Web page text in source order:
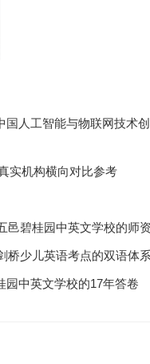
人工智能与物联网技术
实机构横向对比参考
邑碧桂园中英文学校的师
桥少儿英语考点的双语体
园中英文学校的17年答卷